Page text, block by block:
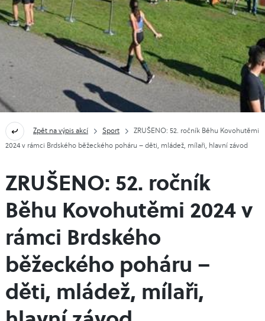
Zpět na výpis akcí Sport
ZRUŠENO: 52. ročník Běhu Kovohutěmi
2024 v rámci Brdského běžeckého poháru – děti, mládež, mílaři, hlavní závod
ZRUŠENO: 52. ročník
Běhu Kovohutěmi 2024 v
rámci Brdského
běžeckého poháru –
děti, mládež, mílaři,